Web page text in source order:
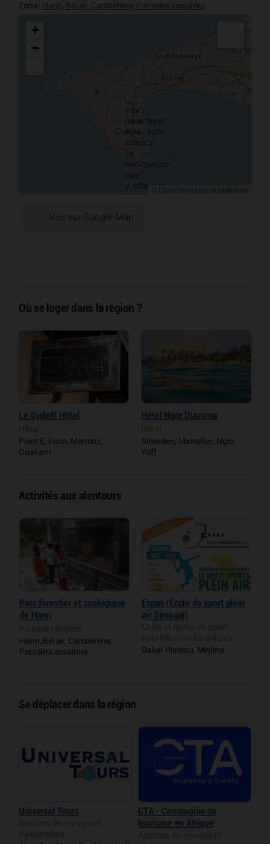
Zone : Hann, Bel air, Cambérène, Parcelles assainies
+
−
OpenStreetMap contributors
Voir sur Google Map
Où se loger dans la région ?
Le Djoloff Hôtel
Hôtel
Point E, Fann, Mermoz,
Ouakam
Hôtel Ngor Diarama
Hôtel
Almadies, Mamelles, Ngor,
Yoff
Activités aux alentours
Parc forestier et zoologique
de Hann
Parcs et réserves
Hann, Bel air, Cambérène,
Parcelles assainies
Espas (École de sport plein
air Sénégal)
Clubs et écoles de sport
Activités pour les enfants
Dakar Plateau, Médina
Se déplacer dans la région
Universal Tours
Agences de voyages et
d’excursions
CTA - Compagnie de
tourisme en Afrique
Agences de voyages et